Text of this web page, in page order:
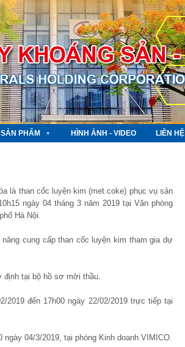
SẢN PHẨM HÌNH ẢNH - VIDEO LIÊN HỆ
là than cốc luyện kim (met.coke) phục vụ sản
ngày 04 tháng 3 năm 2019 tại Văn phòng
Hà Nội.
cung cấp than cốc luyện kim tham gia dự
định tại bộ hồ sơ mời thầu.
đến 17h00 ngày 22/02/2019 trực tiếp tại
04/3/2019, tại phòng Kinh doanh VIMICO.